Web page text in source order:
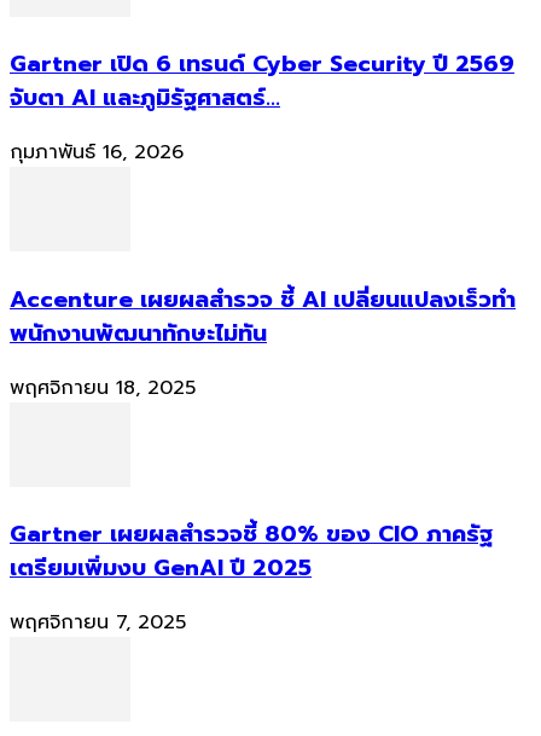
Gartner เปิด 6 เทรนด์ Cyber Security ปี 2569
จับตา AI และภูมิรัฐศาสตร์...
กุมภาพันธ์ 16, 2026
Accenture เผยผลสำรวจ ชี้ AI เปลี่ยนแปลงเร็วทำ
พนักงานพัฒนาทักษะไม่ทัน
พฤศจิกายน 18, 2025
Gartner เผยผลสำรวจชี้ 80% ของ CIO ภาครัฐ
เตรียมเพิ่มงบ GenAI ปี 2025
พฤศจิกายน 7, 2025